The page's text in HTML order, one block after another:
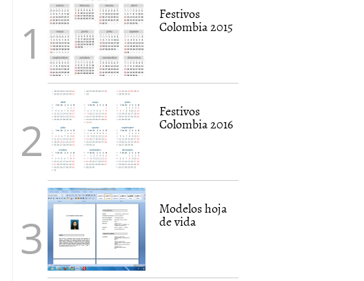
Festivos
Colombia 2015
Festivos
Colombia 2016
Modelos hoja
de vida